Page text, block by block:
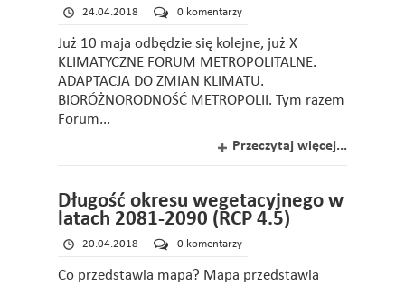
24.04.2018 0 komentarzy
Już 10 maja odbędzie się kolejne, już X
KLIMATYCZNE FORUM METROPOLITALNE.
ADAPTACJA DO ZMIAN KLIMATU.
BIORÓŻNORODNOŚĆ METROPOLII. Tym razem
Forum...
Przeczytaj więcej...
Długość okresu wegetacyjnego w
latach 2081-2090 (RCP 4.5)
20.04.2018 0 komentarzy
Co przedstawia mapa? Mapa przedstawia